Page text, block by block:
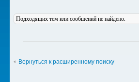
Подходящих тем или сообщений не найдено.
Вернуться к расширенному поиску